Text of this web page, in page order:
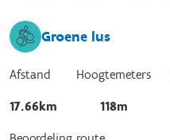
Groene lus
Afstand
17.66km
Hoogtemeters
118m